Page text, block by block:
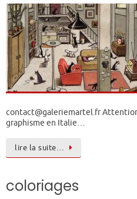
contact@galeriemartel.fr
graphisme en Italie…
lire la suite…
coloriages